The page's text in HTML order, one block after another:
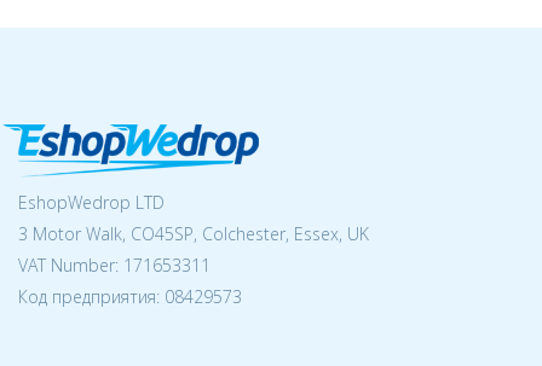
EshopWedrop LTD
3 Motor Walk, CO45SP, Colchester, Essex, UK
VAT Number: 171653311
Код предприятия: 08429573